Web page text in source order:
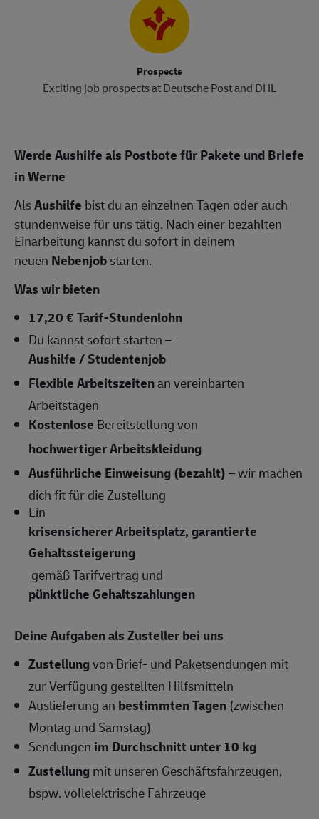
Prospects
Exciting job prospects at Deutsche Post and DHL
Werde Aushilfe als Postbote für Pakete und Briefe
in Werne
AlsAushilfe bist du an einzelnen Tagen oder auch
stundenweise für uns tätig. Nach einer bezahlten
Einarbeitung kannst du sofort in deinem
neuen Nebenjobstarten.
Was wir bieten
17,20 € Tarif-Stundenlohn
Du kannst sofort starten –
Aushilfe / Studentenjob
Flexible Arbeitszeitenan vereinbarten
Arbeitstagen
Kostenlose Bereitstellung von
hochwertiger Arbeitskleidung
Ausführliche Einweisung (bezahlt)– wir machen
dich fit für die Zustellung
Ein
krisensicherer Arbeitsplatz, garantierte
Gehaltssteigerung
gemäß Tarifvertrag und
pünktliche Gehaltszahlungen
Deine Aufgaben als Zusteller bei uns
Zustellungvon Brief- und Paketsendungen mit
zur Verfügung gestellten Hilfsmitteln
Auslieferung an bestimmten Tagen (zwischen
Montag und Samstag)
Sendungen im Durchschnitt unter 10 kg
Zustellungmit unseren Geschäftsfahrzeugen,
bspw. vollelektrische Fahrzeuge